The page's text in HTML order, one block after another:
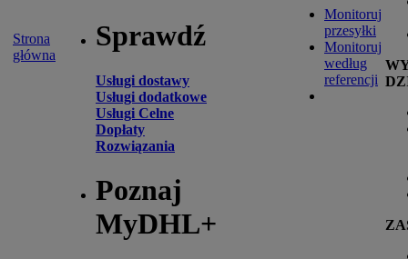
Strona
główna
Sprawdź
Usługi dostawy
Usługi dodatkowe
Usługi Celne
Dopłaty
Rozwiązania
Poznaj
MyDHL+
Monitoruj
przesyłki
Monitoruj
według
referencji